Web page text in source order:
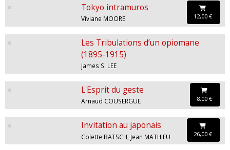
Tokyo intramuros
Viviane MOORE 12,00 €
Les Tribulations d’un opiomane
(1895-1915)
James S. LEE
L'Esprit du geste
Arnaud COUSERGUE 8,00 €
Invitation au japonais
Colette BATSCH, Jean MATHIEU 26,00 €